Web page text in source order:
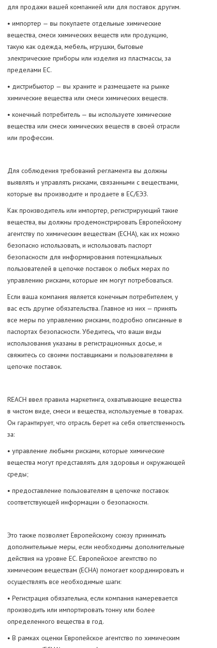
для продажи вашей компанией или для поставок другим.
• импортер — вы покупаете отдельные химические
вещества, смеси химических веществ или продукцию,
такую ​​как одежда, мебель, игрушки, бытовые
электрические приборы или изделия из пластмассы, за
пределами ЕС.
• дистрибьютор — вы храните и размещаете на рынке
химические вещества или смеси химических веществ.
• конечный потребитель — вы используете химические
вещества или смеси химических веществ в своей отрасли
или профессии.
Для соблюдения требований регламента вы должны
выявлять и управлять рисками, связанными с веществами,
которые вы производите и продаете в ЕС/ЕЭЗ.
Как производитель или импортер, регистрирующий такие
вещества, вы должны продемонстрировать Европейскому
агентству по химическим веществам (ECHA), как их можно
безопасно использовать, и использовать паспорт
безопасности для информирования потенциальных
пользователей в цепочке поставок о любых мерах по
управлению рисками, которые им могут потребоваться.
Если ваша компания является конечным потребителем, у
вас есть другие обязательства. Главное из них — принять
все меры по управлению рисками, подробно описанные в
паспортах безопасности. Убедитесь, что ваши виды
использования указаны в регистрационных досье, и
свяжитесь со своими поставщиками и пользователями в
цепочке поставок.
REACH ввел правила маркетинга, охватывающие вещества
в чистом виде, смеси и вещества, используемые в товарах.
Он гарантирует, что отрасль берет на себя ответственность
за:
• управление любыми рисками, которые химические
вещества могут представлять для здоровья и окружающей
среды;
• предоставление пользователям в цепочке поставок
соответствующей информации о безопасности.
Это также позволяет Европейскому союзу принимать
дополнительные меры, если необходимы дополнительные
действия на уровне ЕС. Европейское агентство по
химическим веществам (ECHA) помогает координировать и
осуществлять все необходимые шаги:
• Регистрация обязательна, если компания намеревается
производить или импортировать тонну или более
определенного вещества в год.
• В рамках оценки Европейское агентство по химическим